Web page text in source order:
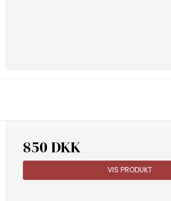
850 DKK
VIS PRODUKT